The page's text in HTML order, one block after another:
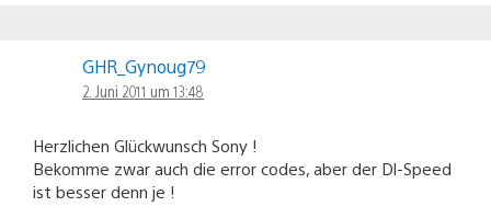
GHR_Gynoug79
2. Juni 2011 um 13:48
Herzlichen Glückwunsch Sony !
Bekomme zwar auch die error codes, aber der Dl-Speed
ist besser denn je !